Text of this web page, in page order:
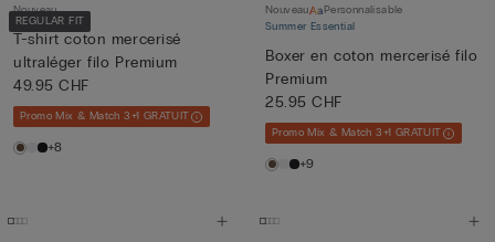
REGULAR FIT
Nouveau
T-shirt coton mercerisé
ultraléger filo Premium
49.95 CHF
Promo Mix & Match 3+1 GRATUIT
+8
Nouveau
Personnalisable
Summer Essential
Boxer en coton mercerisé filo
Premium
25.95 CHF
Promo Mix & Match 3+1 GRATUIT
+9